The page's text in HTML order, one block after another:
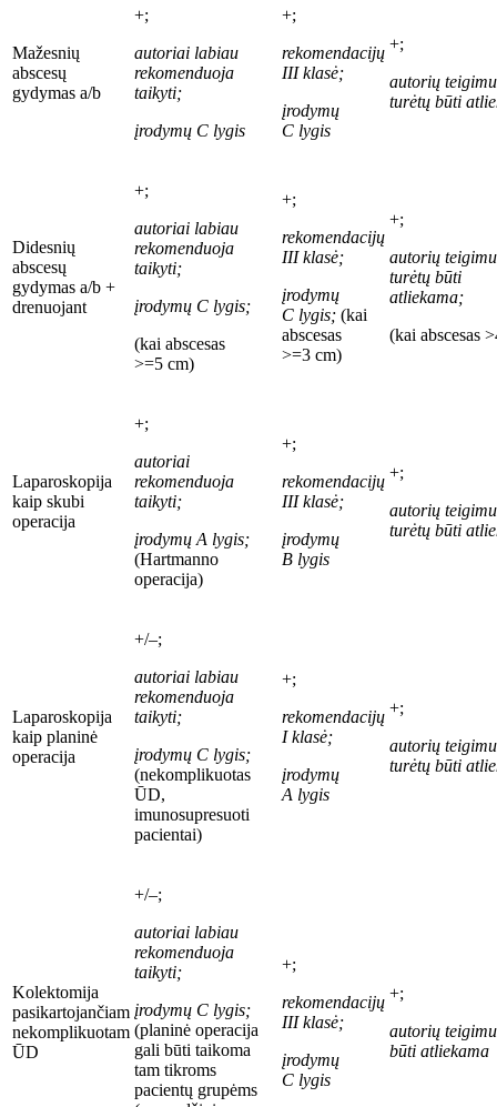
Mažesnių
abscesų
gydymas a/b
+;
autoriai labiau
rekomenduoja
taikyti;
įrodymų C lygis
+;
rekomendacijų
III klasė;
įrodymų
C lygis
+;
autorių
turėtų būti
Didesnių
abscesų
gydymas a/b +
drenuojant
+;
autoriai labiau
rekomenduoja
taikyti;
įrodymų C lygis;
(kai abscesas
>=5 cm)
+;
rekomendacijų
III klasė;
įrodymų
C lygis; (kai
abscesas
>=3 cm)
+;
autorių
turėtų būti
atliekama;
(kai abscesas
Laparoskopija
kaip skubi
operacija
+;
autoriai
rekomenduoja
taikyti;
įrodymų A lygis;
(Hartmanno
operacija)
+;
rekomendacijų
III klasė;
įrodymų
B lygis
+;
autorių
turėtų būti
Laparoskopija
kaip planinė
operacija
+/–;
autoriai labiau
rekomenduoja
taikyti;
įrodymų C lygis;
(nekomplikuotas
ŪD,
imunosupresuoti
pacientai)
+;
rekomendacijų
I klasė;
įrodymų
A lygis
+;
autorių
turėtų būti
Kolektomija
pasikartojančiam
nekomplikuotam
ŪD
+/–;
autoriai labiau
rekomenduoja
taikyti;
įrodymų C lygis;
(planinė operacija
gali būti taikoma
tam tik­roms
pacientų grupėms
+;
rekomendacijų
III klasė;
įrodymų
C lygis
+;
autorių
būti atliekama